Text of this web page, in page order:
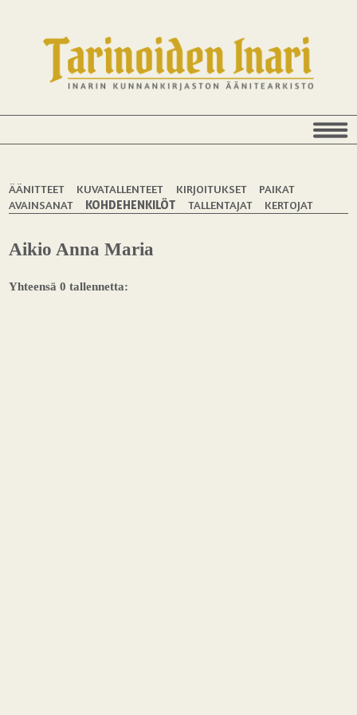
ÄÄNITTEET KUVATALLENTEET KIRJOITUKSET
PAIKAT
AVAINSANAT
KOHDEHENKILÖT TALLENTAJAT KERTOJAT
Aikio Anna Maria
Yhteensä 0 tallennetta: